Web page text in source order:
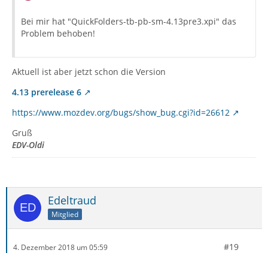
Bei mir hat "QuickFolders-tb-pb-sm-4.13pre3.xpi" das
Problem behoben!
Aktuell ist aber jetzt schon die Version
4.13 prerelease 6
https://www.mozdev.org/bugs/show_bug.cgi?id=26612
Gruß
EDV-Oldi
Edeltraud
Mitglied
4. Dezember 2018 um 05:59 #19